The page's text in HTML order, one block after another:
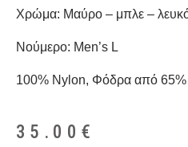
Χρώμα: Μαύρο – μπλε –
Νούμερο: Men’s L
100% Nylon, Φόδρα από
35.00 €